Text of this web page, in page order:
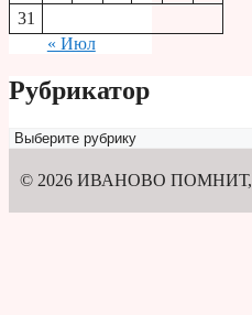
31
« Июл
Рубрикатор
Рубрикатор
© 2026 ИВАНОВО ПОМНИТ,